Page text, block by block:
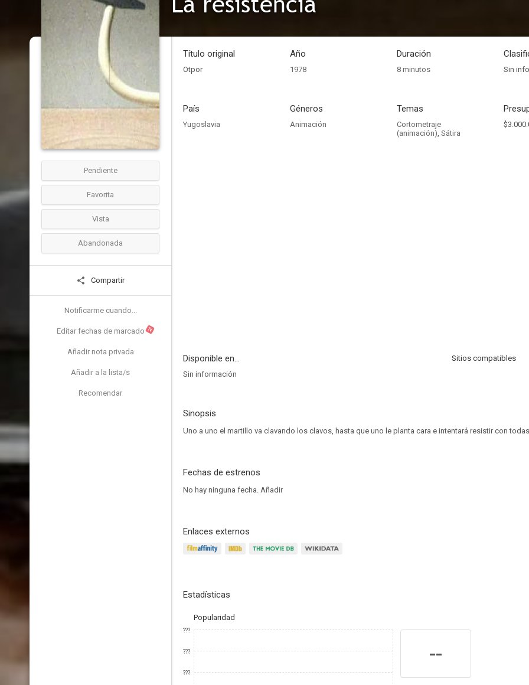
Pendiente
Favorita
Vista
Abandonada
Compartir
Notificarme cuando...
Editar fechas de marcado N
Añadir nota privada
Añadir a la lista/s
Recomendar
Título original
Otpor
Año
1978
Duración
8 minutos Sin
País
Yugoslavia
Géneros
Animación
Temas
Cortometraje
(animación), Sátira
Disponible en...
Sitios compatibles
Sin información
Sinopsis
Uno a uno el martillo va clavando los clavos, hasta que uno le planta cara e intentará resistir con
Fechas de estrenos
No hay ninguna fecha. Añadir
Enlaces externos
Estadísticas
Popularidad
???
???
???
--